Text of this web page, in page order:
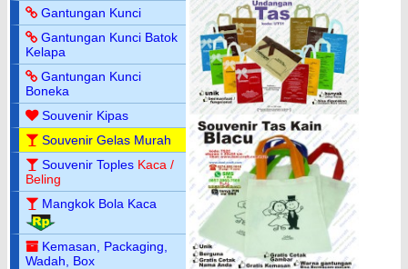
Gantungan Kunci
Gantungan Kunci Batok
Kelapa
Gantungan Kunci
Boneka
Souvenir Kipas
Souvenir Gelas Murah
Souvenir Toples Kaca /
Beling
Mangkok Bola Kaca
Kemasan, Packaging,
Wadah, Box